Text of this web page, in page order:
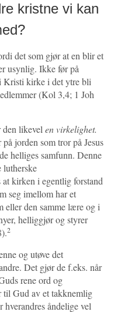
kristne vi kan
det som gjør at en blir et
usynlig. Ikke før på
Kristi kirke i det ytre bli
(Kol 3,4; 1 Joh
likevelen virkelighet.
jorden som tror på Jesus
helliges samfunn. Denne
lutherske
at kirken i egentlig forstand
seg imellom har et
eller den samme lære og i
helliggjør og styrer
2
og utøve det
Det gjør de f.eks. når
rene ord og
til Gud av et takknemlig
åndelige vel